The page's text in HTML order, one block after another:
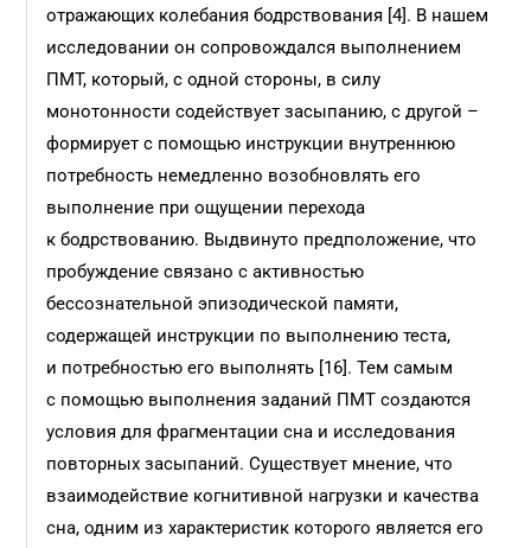
отражающих колебания бодрствования [4]. В нашем
исследовании он сопровождался выполнением
ПМТ, который, с одной стороны, в силу
монотонности содействует засыпанию, с другой –
формирует с помощью инструкции внутреннюю
потребность немедленно возобновлять его
выполнение при ощущении перехода
к бодрствованию. Выдвинуто предположение, что
пробуждение связано с активностью
бессознательной эпизодической памяти,
содержащей инструкции по выполнению теста,
и потребностью его выполнять [16]. Тем самым
с помощью выполнения заданий ПМТ создаются
условия для фрагментации сна и исследования
повторных засыпаний. Существует мнение, что
взаимодействие когнитивной нагрузки и качества
сна, одним из характеристик которого является его